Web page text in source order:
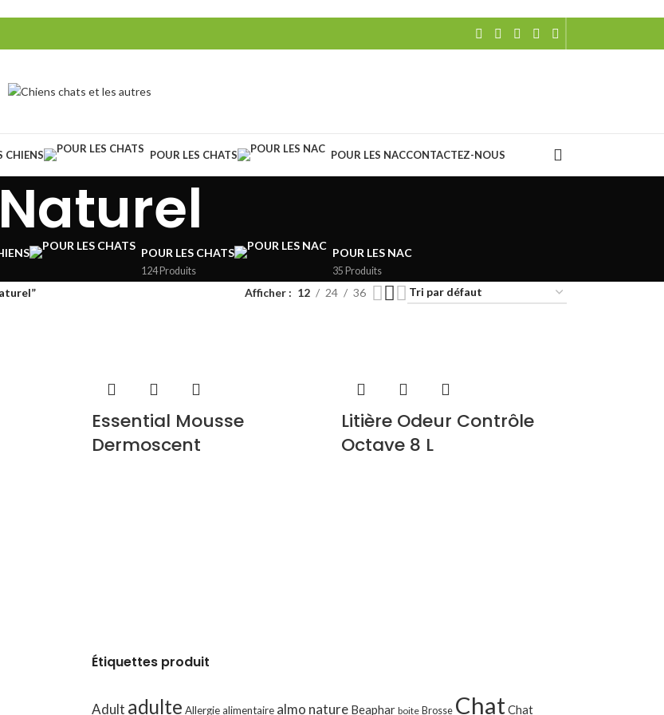
CHIENS POUR LES CHATS POUR LES NACCONTACTEZ-NOUS
Naturel
POUR LES CHATS
124 Produits
POUR LES NAC
35 Produits
Afficher 12 24 36
Essential Mousse
Dermoscent
Litière Odeur Contrôle
Octave 8 L
Étiquettes produit
Adult adulte Allergie alimentaire almo nature Beaphar boite Brosse ChatChat